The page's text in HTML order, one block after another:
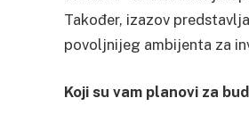
Također, izazov
povoljnijeg ambijenta za
Koji su vam planovi za